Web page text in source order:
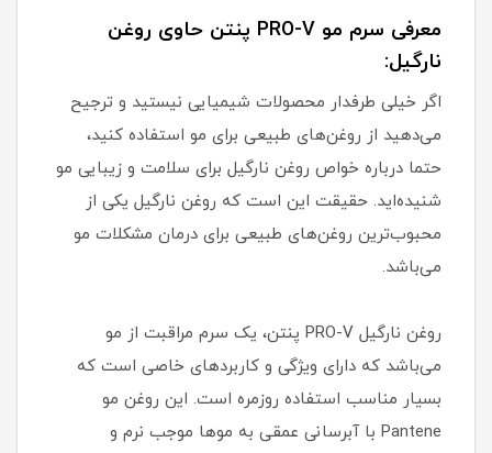
معرفی سرم مو PRO-V پنتن حاوی روغن
نارگیل:
اگر خیلی طرفدار محصولات شیمیایی نیستید و ترجیح
می‌دهید از روغن‌های طبیعی برای مو استفاده کنید،
حتما درباره خواص روغن نارگیل برای سلامت و زیبایی مو
شنیده‌اید. حقیقت این است که روغن نارگیل یکی از
محبوب‌ترین روغن‌های طبیعی برای درمان مشکلات مو
می‌باشد.
روغن نارگیل PRO-V پنتن، یک سرم مراقبت از مو
می‌باشد که دارای ویژگی و کاربردهای خاصی است که
بسیار مناسب استفاده روزمره است. این روغن مو
Pantene با آبرسانی عمقی به موها موجب نرم و